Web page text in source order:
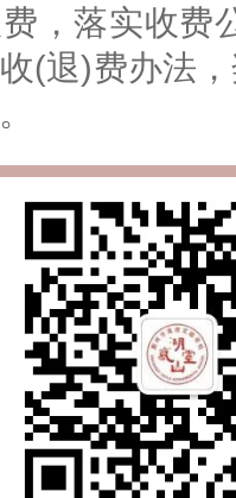
，落实收费
(退)费办法